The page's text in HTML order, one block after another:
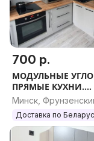
Возможен Выезд
Сборка.
• Позвоните
рассчитает для
параметры:
• Приятных
700 р.
МОДУЛЬНЫЕ
ПРЯМЫЕ КУХНИ.
РАЗМЕРЫ. ЦВЕТА.
Минск,
Доставка по